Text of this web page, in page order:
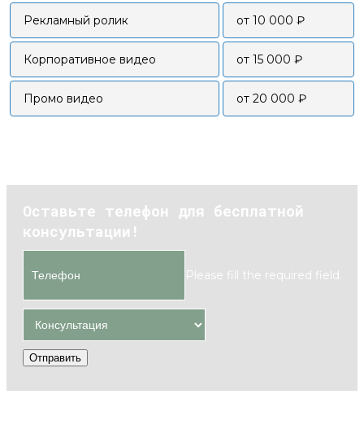
Рекламный ролик от 10 000 ₽
Корпоративное видео от 15 000 ₽
Промо видео от 20 000 ₽
Оставьте телефон для бесплатной
консультации!
Please fill the required field.
Отправить